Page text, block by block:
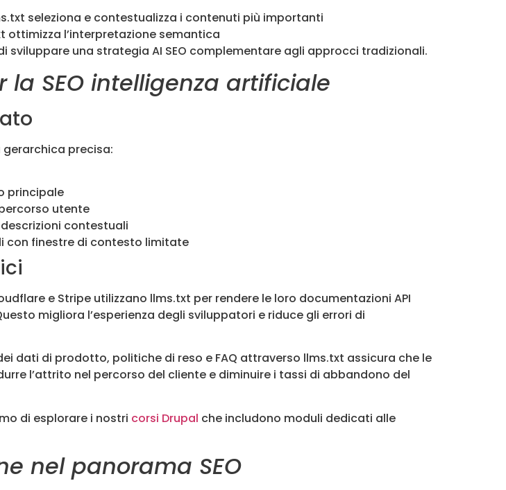
seleziona e contestualizza i contenuti più importanti
l’interpretazione semantica
una strategia AI SEO complementare agli approcci tradizionali.
SEO intelligenza artificiale
precisa:
principale
utente
contestuali
con finestre di contesto limitate
e Stripe utilizzano llms.txt per rendere le loro documentazioni API
migliora l’esperienza degli sviluppatori e riduce gli errori di
dati di prodotto, politiche di reso e FAQ attraverso llms.txt assicura che le
l’attrito nel percorso del cliente e diminuire i tassi di abbandono del
di esplorare i nostri corsi Drupal che includono moduli dedicati alle
nel panorama SEO